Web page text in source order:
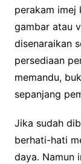
perakam imej
gambar atau
disenaraikan
persediaan
memandu,
sepanjang
Jika sudah
berhati-hati
daya. Namun